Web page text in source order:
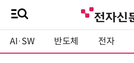
AI·SW 반도체 전자